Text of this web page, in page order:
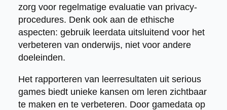
zorg voor regelmatige evaluatie van privacy-
procedures. Denk ook aan de ethische
aspecten: gebruik leerdata uitsluitend voor het
verbeteren van onderwijs, niet voor andere
doeleinden.
Het rapporteren van leerresultaten uit serious
games biedt unieke kansen om leren zichtbaar
te maken en te verbeteren. Door gamedata op